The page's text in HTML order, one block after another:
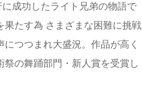
成功したライト兄弟の物語で
たす為 さまざまな困難に挑戦
つつまれ大盛況。作品が高く
の舞踊部門・新人賞を受賞し